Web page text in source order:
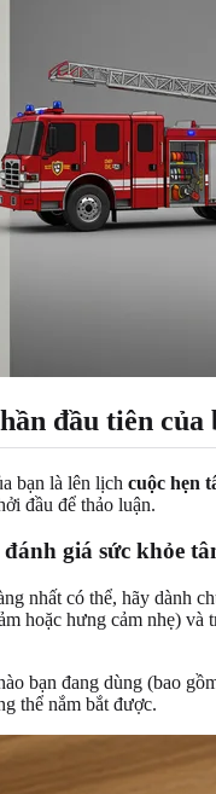
đầu tiên của
bạn là lên lịch cuộc hẹn
đầu để thảo luận.
giá sức khỏe
nhất có thể, hãy dành
hoặc hưng cảm nhẹ)
bạn đang dùng (bao
thể nắm bắt được.